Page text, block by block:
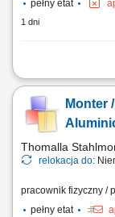
pełny etat
1 dni
spawanie metodą
metalowych,
techniczną,
metodą natryskową,
Monter
Thomalla
relokacja do:
pracownik fizyczny /
pełny etat